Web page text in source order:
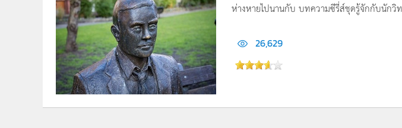
ห่างหายไปนานกับ บทความซีรี่ส์ชุดรู้จักกับนัก
26,629